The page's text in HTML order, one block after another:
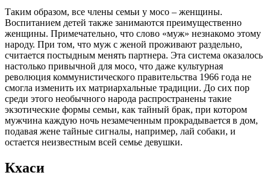
Таким образом, все члены семьи у мосо – женщины.
Воспитанием детей также занимаются преимущественно
женщины. Примечательно, что слово «муж» незнакомо этому
народу. При том, что муж с женой проживают раздельно,
считается постыдным менять партнера. Эта система оказалось
настолько привычной для мосо, что даже культурная
революция коммунистического правительства 1966 года не
смогла изменить их матриархальные традиции. До сих пор
среди этого необычного народа распространены такие
экзотические формы семьи, как тайный брак, при котором
мужчина каждую ночь незамеченным прокрадывается в дом,
подавая жене тайные сигналы, например, лай собаки, и
остается неизвестным всей семье девушки.
Кхаси